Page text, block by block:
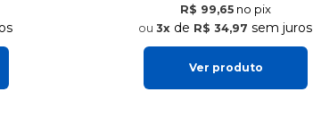
R$ 99,65 no pix
3x de R$ 34,97 sem juros
Ver produto